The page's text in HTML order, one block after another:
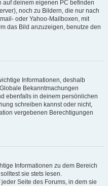
auf deinem eigenen PC befinden
noch zu Bildern, die nur nach
oder Yahoo-Mailboxen, mit
das Bild anzuzeigen, benutze den
Informationen, deshalb
Bekanntmachungen
ebenfalls in deinem persönlichen
schreiben kannst oder nicht,
vergebenen Berechtigungen
Informationen zu dem Bereich
sie stets lesen.
Seite des Forums, in dem sie